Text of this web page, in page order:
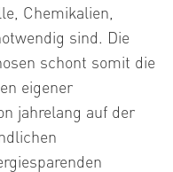
Chemikalien,
sind. Die
schont somit die
eigener
jahrelang auf der